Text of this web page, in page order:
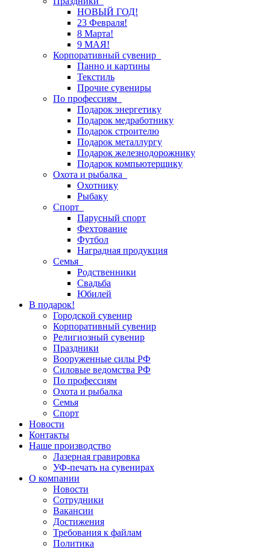
НОВЫЙ ГОД!
23 Февраля!
8 Марта!
9 МАЯ!
Корпоративный сувенир
Панно и картины
Текстиль
Прочие сувениры
По профессиям
Подарок энергетику
Подарок медработнику
Подарок строителю
Подарок металлургу
Подарок железнодорожнику
Подарок компьютерщику
Охота и рыбалка
Охотнику
Рыбаку
Спорт
Парусный спорт
Фехтование
Футбол
Наградная продукция
Семья
Родственники
Свадьба
Юбилей
В подарок!
Городской сувенир
Корпоративный сувенир
Религиозный сувенир
Праздники
Вооруженные силы РФ
Силовые ведомства РФ
По профессиям
Охота и рыбалка
Семья
Спорт
Новости
Контакты
Наше производство
Лазерная гравировка
УФ-печать на сувенирах
О компании
Новости
Сотрудники
Вакансии
Достижения
Требования к файлам
Политика